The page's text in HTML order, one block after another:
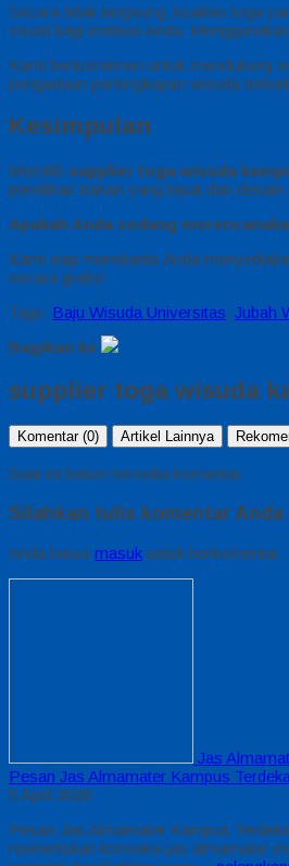
Secara tidak langsung, kualitas toga
visual bagi institusi Anda.
Kami berkomitmen untuk mendukung
pengadaan perlengkapan wisuda
Kesimpulan
Memilih supplier toga wisuda
pemilihan bahan yang tepat dan
Apakah Anda sedang
Kami siap membantu Anda
secara gratis!
Tags: Baju Wisuda Universitas, Jubah
Bagikan ke
supplier toga wisuda
Komentar (0) Artikel Lainnya
Saat ini belum tersedia komentar.
Silahkan tulis komentar Anda
Anda harus masuk untuk berkomentar.
Jas
Pesan Jas Almamater Kampus
5 April 2026
Pesan Jas Almamater Kampus
menentukan konveksi jas almamater